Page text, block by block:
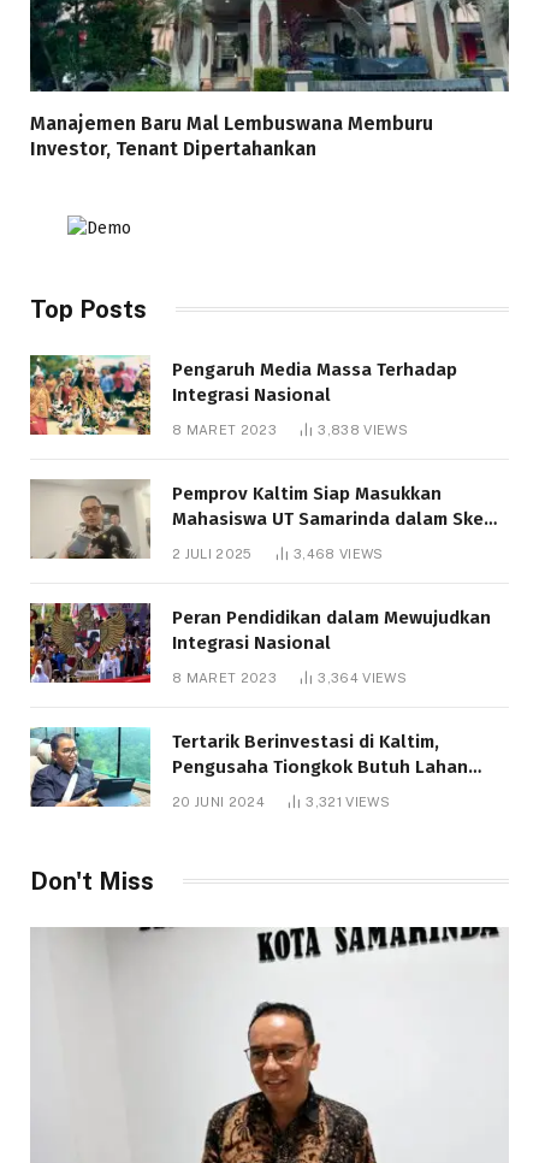
Manajemen Baru Mal Lembuswana Memburu
Investor, Tenant Dipertahankan
Top Posts
Pengaruh Media Massa Terhadap
Integrasi Nasional
8 MARET 2023 3,838VIEWS
Pemprov Kaltim Siap Masukkan
Mahasiswa UT Samarinda dalam Skema
Bantuan Pendidikan Gratispol
2 JULI 2025 3,468 VIEWS
Peran Pendidikan dalam Mewujudkan
Integrasi Nasional
8 MARET 2023 3,364VIEWS
Tertarik Berinvestasi di Kaltim,
Pengusaha Tiongkok Butuh Lahan
1.000 Hektare
20 JUNI 2024 3,321VIEWS
Don't Miss